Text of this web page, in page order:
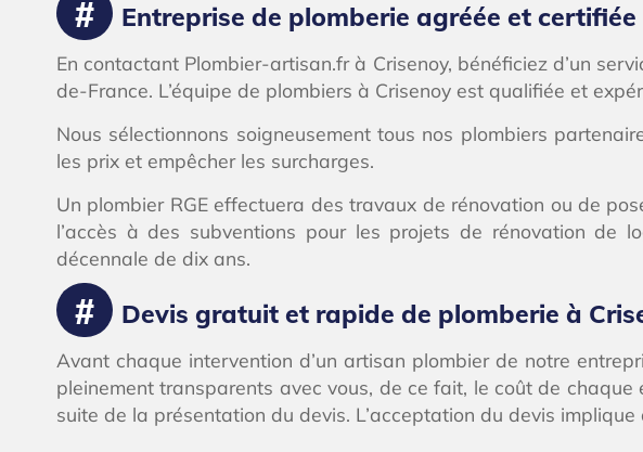
Entreprise de plomberie agréée et certifiée
En contactant Plombier-artisan.fr à Crisenoy, bénéficiez d’un
de-France. L’équipe de plombiers à Crisenoy est qualifiée et
Nous sélectionnons soigneusement tous nos plombiers
les prix et empêcher les surcharges.
Un plombier RGE effectuera des travaux de rénovation ou de
l’accès à des subventions pour les projets de rénovation de
décennale de dix ans.
Devis gratuit et rapide de plomberie à
Avant chaque intervention d’un artisan plombier de notre
pleinement transparents avec vous, de ce fait, le coût de
suite de la présentation du devis. L’acceptation du devis